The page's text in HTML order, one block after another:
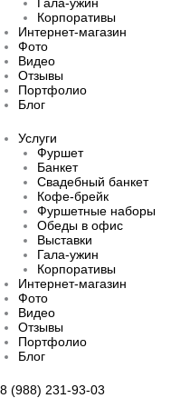
Корпоративы
Интернет-магазин
Фото
Видео
Отзывы
Портфолио
Блог
Услуги
Фуршет
Банкет
Свадебный банкет
Кофе-брейк
Фуршетные наборы
Обеды в офис
Выставки
Гала-ужин
Корпоративы
Интернет-магазин
Фото
Видео
Отзывы
Портфолио
Блог
8 (988) 231-93-03